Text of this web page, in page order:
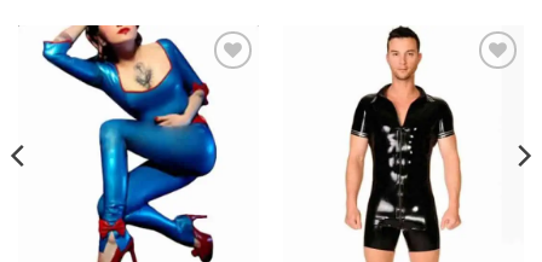
Ajouter
à la liste
d’envies